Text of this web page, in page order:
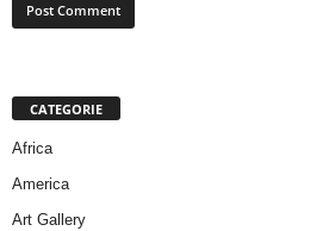
CATEGORIE
Africa
America
Art Gallery